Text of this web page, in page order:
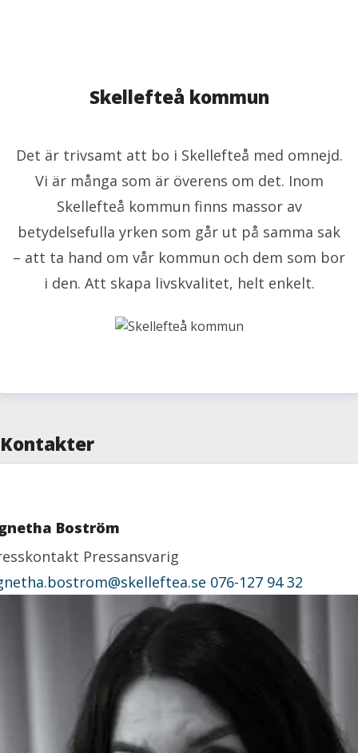
Skellefteå kommun
Det är trivsamt att bo i Skellefteå med omnejd.
Vi är många som är överens om det. Inom
Skellefteå kommun finns massor av
betydelsefulla yrken som går ut på samma sak
– att ta hand om vår kommun och dem som bor
i den. Att skapa livskvalitet, helt enkelt.
Kontakter
Boström
Pressansvarig
076-127 94 32